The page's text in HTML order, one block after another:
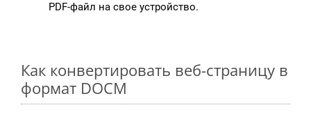
PDF-файл на свое устройство.
Как конвертировать веб-страницу в
формат DOCM